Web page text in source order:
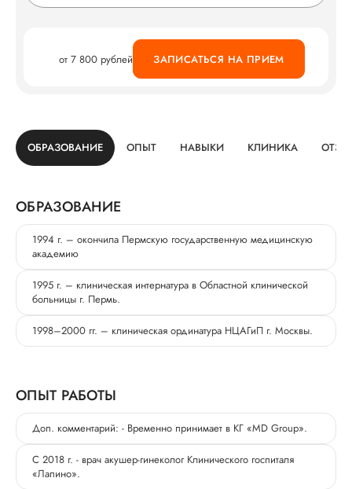
от 7 800 рублей ЗАПИСАТЬСЯ НА ПРИЕМ
ОБРАЗОВАНИЕ ОПЫТ НАВЫКИ КЛИНИКА
ОБРАЗОВАНИЕ
1994 г. – окончила Пермскую государственную медицинскую
академию
1995 г. – клиническая интернатура в Областной клинической
больницы г. Пермь.
1998–2000 гг. – клиническая ординатура НЦАГиП г. Москвы.
ОПЫТ РАБОТЫ
Доп. комментарий: - Временно принимает в КГ «MD Group».
С 2018 г. - врач акушер-гинеколог Клинического госпиталя
«Лапино».